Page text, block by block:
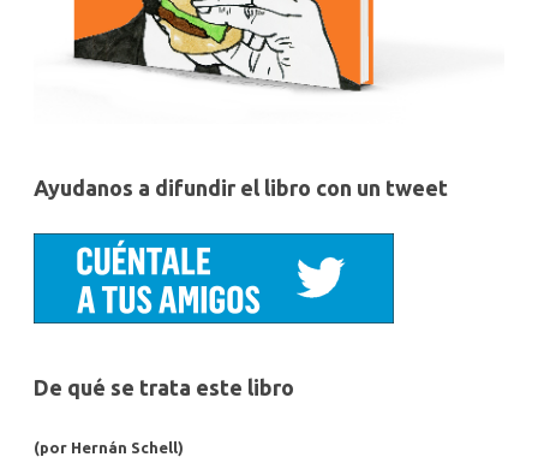
Ayudanos a difundir el libro con un tweet
De qué se trata este libro
(por Hernán Schell)